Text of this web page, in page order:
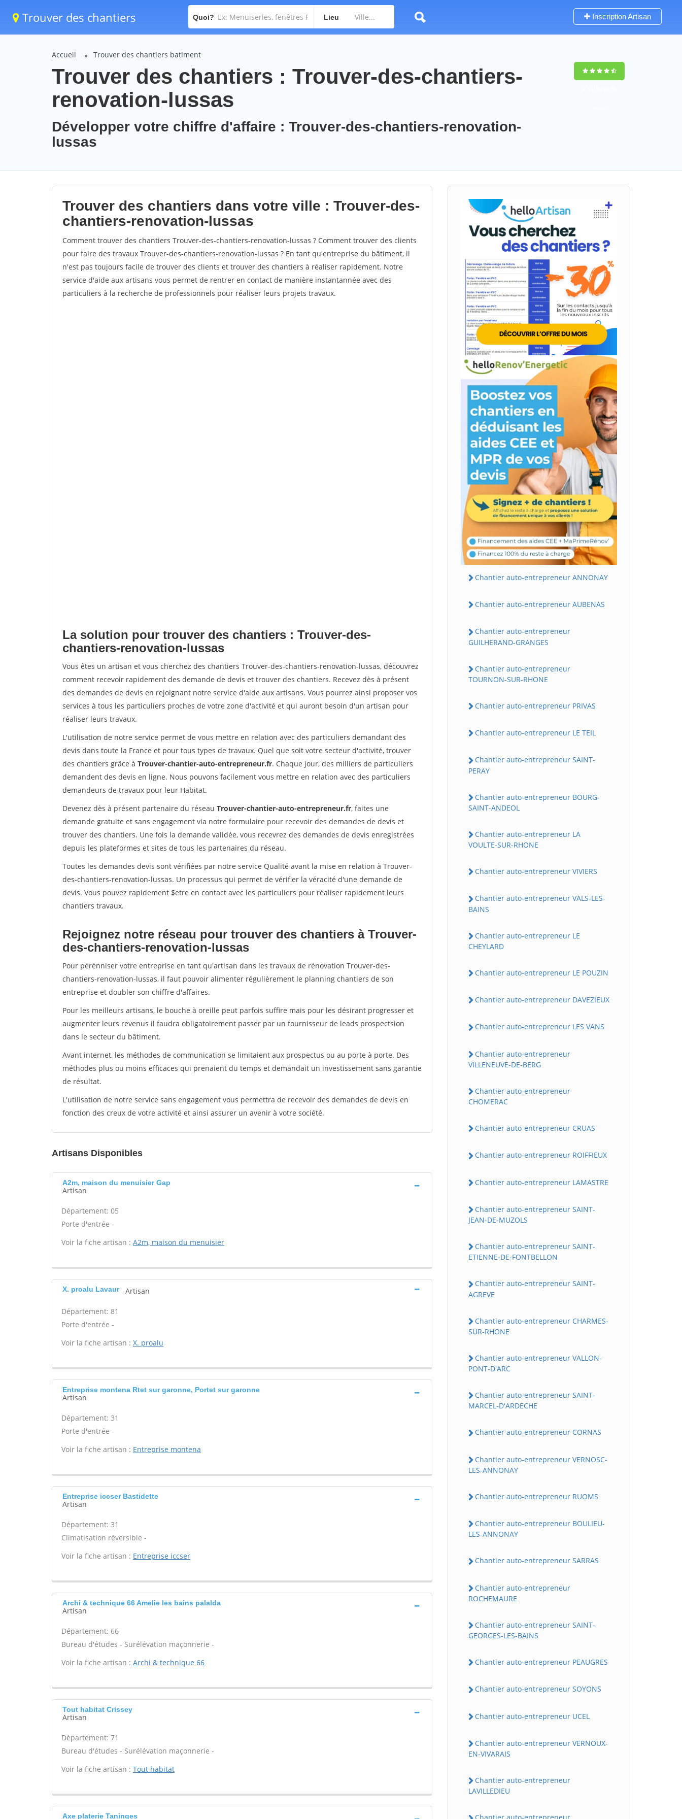
Trouver des chantiers Quoi? Lieu Inscription Artisan
Accueil Trouver des chantiers batiment
Trouver des chantiers : Trouver-des-chantiers-
renovation-lussas
Développer votre chiffre d'affaire : Trouver-des-chantiers-renovation-
lussas
Trouver des chantiers dans votre ville : Trouver-des-
chantiers-renovation-lussas
Comment trouver des chantiers Trouver-des-chantiers-renovation-lussas ? Comment trouver des clients
pour faire des travaux Trouver-des-chantiers-renovation-lussas ? En tant qu'entreprise du bâtiment, il
n'est pas toujours facile de trouver des clients et trouver des chantiers à réaliser rapidement. Notre
service d'aide aux artisans vous permet de rentrer en contact de manière instantannée avec des
particuliers à la recherche de professionnels pour réaliser leurs projets travaux.
La solution pour trouver des chantiers : Trouver-des-
chantiers-renovation-lussas
Vous êtes un artisan et vous cherchez des chantiers Trouver-des-chantiers-renovation-lussas, découvrez
comment recevoir rapidement des demande de devis et trouver des chantiers. Recevez dès à présent
des demandes de devis en rejoignant notre service d'aide aux artisans. Vous pourrez ainsi proposer vos
services à tous les particuliers proches de votre zone d'activité et qui auront besoin d'un artisan pour
réaliser leurs travaux.
L'utilisation de notre service permet de vous mettre en relation avec des particuliers demandant des
devis dans toute la France et pour tous types de travaux. Quel que soit votre secteur d'activité, trouver
des chantiers grâce à Trouver-chantier-auto-entrepreneur.fr. Chaque jour, des milliers de particuliers
demandent des devis en ligne. Nous pouvons facilement vous mettre en relation avec des particuliers
demandeurs de travaux pour leur Habitat.
Devenez dès à présent partenaire du réseau Trouver-chantier-auto-entrepreneur.fr, faites une
demande gratuite et sans engagement via notre formulaire pour recevoir des demandes de devis et
trouver des chantiers. Une fois la demande validée, vous recevrez des demandes de devis enregistrées
depuis les plateformes et sites de tous les partenaires du réseau.
Toutes les demandes devis sont vérifiées par notre service Qualité avant la mise en relation à Trouver-
des-chantiers-renovation-lussas. Un processus qui permet de vérifier la véracité d'une demande de
devis. Vous pouvez rapidement $etre en contact avec les particuliers pour réaliser rapidement leurs
chantiers travaux.
Rejoignez notre réseau pour trouver des chantiers à Trouver-
des-chantiers-renovation-lussas
Pour pérénniser votre entreprise en tant qu'artisan dans les travaux de rénovation Trouver-des-
chantiers-renovation-lussas, il faut pouvoir alimenter régulièrement le planning chantiers de son
entreprise et doubler son chiffre d'affaires.
Pour les meilleurs artisans, le bouche à oreille peut parfois suffire mais pour les désirant progresser et
augmenter leurs revenus il faudra obligatoirement passer par un fournisseur de leads prospectsion
dans le secteur du bâtiment.
Avant internet, les méthodes de communication se limitaient aux prospectus ou au porte à porte. Des
méthodes plus ou moins efficaces qui prenaient du temps et demandait un investissement sans garantie
de résultat.
L'utilisation de notre service sans engagement vous permettra de recevoir des demandes de devis en
fonction des creux de votre activité et ainsi assurer un avenir à votre société.
Artisans Disponibles
A2m, maison du menuisier Gap
Artisan
Département: 05
Porte d'entrée -
Voir la fiche artisan : A2m, maison du menuisier
X. proalu Lavaur Artisan
Département: 81
Porte d'entrée -
Voir la fiche artisan : X. proalu
Entreprise montena Rtet sur garonne, Portet sur garonne
Artisan
Département: 31
Porte d'entrée -
Voir la fiche artisan : Entreprise montena
Entreprise iccser Bastidette
Artisan
Département: 31
Climatisation réversible -
Voir la fiche artisan : Entreprise iccser
Archi & technique 66 Amelie les bains palalda
Artisan
Département: 66
Bureau d'études - Surélévation maçonnerie -
Voir la fiche artisan : Archi & technique 66
Tout habitat Crissey
Artisan
Département: 71
Bureau d'études - Surélévation maçonnerie -
Voir la fiche artisan : Tout habitat
Axe platerie Taninges
Chantier auto-entrepreneur ANNONAY
Chantier auto-entrepreneur AUBENAS
Chantier auto-entrepreneur
GUILHERAND-GRANGES
Chantier auto-entrepreneur
TOURNON-SUR-RHONE
Chantier auto-entrepreneur PRIVAS
Chantier auto-entrepreneur LE TEIL
Chantier auto-entrepreneur SAINT-
PERAY
Chantier auto-entrepreneur BOURG-
SAINT-ANDEOL
Chantier auto-entrepreneur LA
VOULTE-SUR-RHONE
Chantier auto-entrepreneur VIVIERS
Chantier auto-entrepreneur VALS-LES-
BAINS
Chantier auto-entrepreneur LE
CHEYLARD
Chantier auto-entrepreneur LE POUZIN
Chantier auto-entrepreneur DAVEZIEUX
Chantier auto-entrepreneur LES VANS
Chantier auto-entrepreneur
VILLENEUVE-DE-BERG
Chantier auto-entrepreneur
CHOMERAC
Chantier auto-entrepreneur CRUAS
Chantier auto-entrepreneur ROIFFIEUX
Chantier auto-entrepreneur LAMASTRE
Chantier auto-entrepreneur SAINT-
JEAN-DE-MUZOLS
Chantier auto-entrepreneur SAINT-
ETIENNE-DE-FONTBELLON
Chantier auto-entrepreneur SAINT-
AGREVE
Chantier auto-entrepreneur CHARMES-
SUR-RHONE
Chantier auto-entrepreneur VALLON-
PONT-D'ARC
Chantier auto-entrepreneur SAINT-
MARCEL-D'ARDECHE
Chantier auto-entrepreneur CORNAS
Chantier auto-entrepreneur VERNOSC-
LES-ANNONAY
Chantier auto-entrepreneur RUOMS
Chantier auto-entrepreneur BOULIEU-
LES-ANNONAY
Chantier auto-entrepreneur SARRAS
Chantier auto-entrepreneur
ROCHEMAURE
Chantier auto-entrepreneur SAINT-
GEORGES-LES-BAINS
Chantier auto-entrepreneur PEAUGRES
Chantier auto-entrepreneur SOYONS
Chantier auto-entrepreneur UCEL
Chantier auto-entrepreneur VERNOUX-
EN-VIVARAIS
Chantier auto-entrepreneur
LAVILLEDIEU